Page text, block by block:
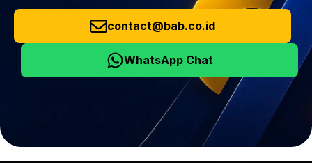
contact@bab.co.id
WhatsApp Chat